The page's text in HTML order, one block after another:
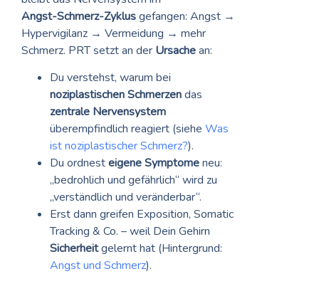
Angst‑Schmerz‑Zyklusgefangen: Angst →
Hypervigilanz → Vermeidung → mehr
Schmerz. PRT setzt an der Ursachean:
Du verstehst, warum bei
noziplastischen Schmerzendas
zentrale Nervensystem
überempfindlich reagiert (siehe Was
ist noziplastischer Schmerz?).
Du ordnesteigene Symptomeneu:
„bedrohlich und gefährlich“ wird zu
„verständlich und veränderbar“.
Erst dann greifen Exposition, Somatic
Tracking & Co. – weil Dein Gehirn
Sicherheitgelernt hat (Hintergrund:
Angst und Schmerz).